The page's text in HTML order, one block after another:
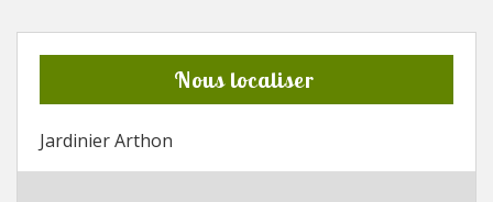
Nous localiser
Jardinier Arthon